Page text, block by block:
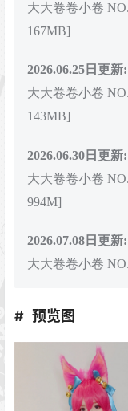
大大卷卷小卷
167MB]
2026.06.25日更新:
大大卷卷小卷
143MB]
2026.06.30日更新:
大大卷卷小卷
994M]
2026.07.08日更新:
大大卷卷小卷
预览图